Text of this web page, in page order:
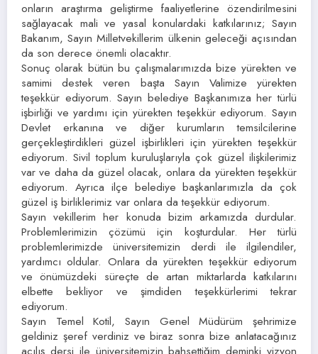
onların araştırma geliştirme faaliyetlerine özendirilmesini
sağlayacak mali ve yasal konulardaki katkılarınız; Sayın
Bakanım, Sayın Milletvekillerim ülkenin geleceği açısından
da son derece önemli olacaktır.
Sonuç olarak bütün bu çalışmalarımızda bize yürekten ve
samimi destek veren başta Sayın Valimize yürekten
teşekkür ediyorum. Sayın belediye Başkanımıza her türlü
işbirliği ve yardımı için yürekten teşekkür ediyorum. Sayın
Devlet erkanına ve diğer kurumların temsilcilerine
gerçekleştirdikleri güzel işbirlikleri için yürekten teşekkür
ediyorum. Sivil toplum kuruluşlarıyla çok güzel ilişkilerimiz
var ve daha da güzel olacak, onlara da yürekten teşekkür
ediyorum. Ayrıca ilçe belediye başkanlarımızla da çok
güzel iş birliklerimiz var onlara da teşekkür ediyorum.
Sayın vekillerim her konuda bizim arkamızda durdular.
Problemlerimizin çözümü için koşturdular. Her türlü
problemlerimizde üniversitemizin derdi ile ilgilendiler,
yardımcı oldular. Onlara da yürekten teşekkür ediyorum
ve önümüzdeki süreçte de artan miktarlarda katkılarını
elbette bekliyor ve şimdiden teşekkürlerimi tekrar
ediyorum.
Sayın Temel Kotil, Sayın Genel Müdürüm şehrimize
geldiniz şeref verdiniz ve biraz sonra bize anlatacağınız